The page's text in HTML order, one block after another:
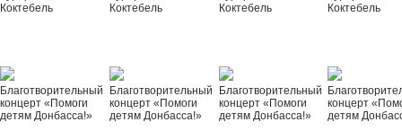
Коктебель
Коктебель
Коктебель
Коктебель
Благотворительный
концерт «Помоги
детям Донбасса!»
Благотворительный
концерт «Помоги
детям Донбасса!»
Благотворительный
концерт «Помоги
детям Донбасса!»
концерт
детям